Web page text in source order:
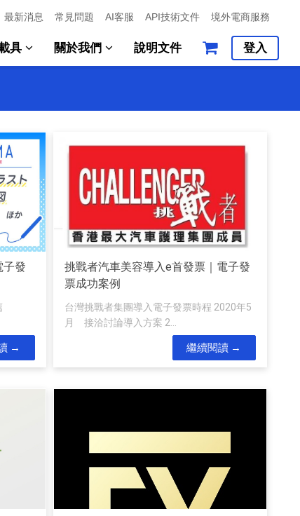
最新消息 常見問題 AI客服 API技術文件 境外電商服務
具 關於我們 說明文件 登入
子發
挑戰者汽車美容導入e首發票｜電子發
票成功案例
台灣挑戰者集團導入電子發票時程 2020年5
月 接洽討論導入方案 2...
繼續閱讀